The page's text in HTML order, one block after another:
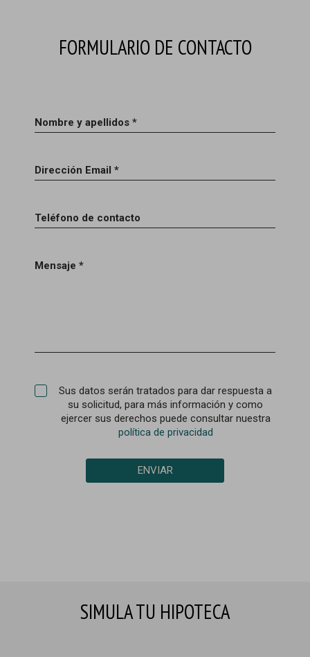
FORMULARIO DE CONTACTO
Nombre y apellidos *
Dirección Email *
Teléfono de contacto
Mensaje *
Sus datos serán tratados para dar respuesta a
su solicitud, para más información y como
ejercer sus derechos puede consultar nuestra
política de privacidad
ENVIAR
SIMULA TU HIPOTECA